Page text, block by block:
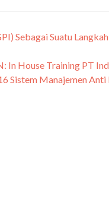
Sebagai Suatu
In House Training PT
Sistem Manajemen Anti